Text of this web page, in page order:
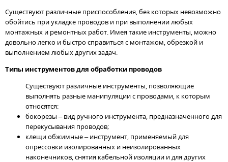
Существуют различные приспособления, без которых невозможно
обойтись при укладке проводов и при выполнении любых
монтажных и ремонтных работ. Имея такие инструменты, можно
довольно легко и быстро справиться с монтажом, обрезкой и
выполнением любых других задач.
Типы инструментов для обработки проводов
Существуют различные инструменты, позволяющие
выполнять разные манипуляции с проводами, к которым
относятся:
бокорезы – вид ручного инструмента, предназначенного для
перекусывания проводов;
клещи обжимные – инструмент, применяемый для
опрессовки изолированных и неизолированных
наконечников, снятия кабельной изоляции и для других